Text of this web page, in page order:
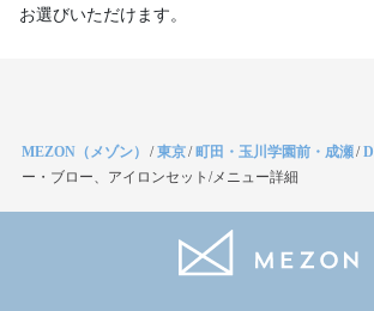
お選びいただけます。
MEZON（メゾン） /東京/ 町田・玉川学園前・成瀬 /
ー・ブロー、アイロンセット/メニュー詳細